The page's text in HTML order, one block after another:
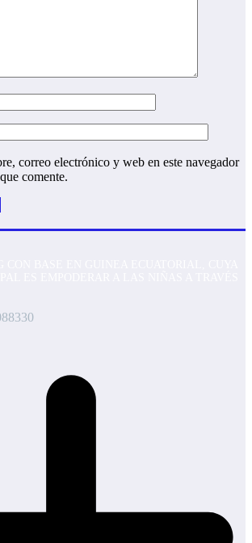
correo electrónico y web en este navegador
comente.